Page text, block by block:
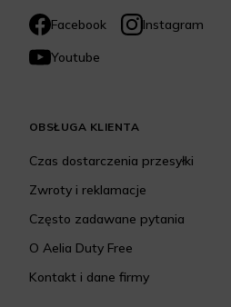
Facebook
Instagram
Youtube
OBSŁUGA KLIENTA
Czas dostarczenia przesyłki
Zwroty i reklamacje
Często zadawane pytania
O Aelia Duty Free
Kontakt i dane firmy